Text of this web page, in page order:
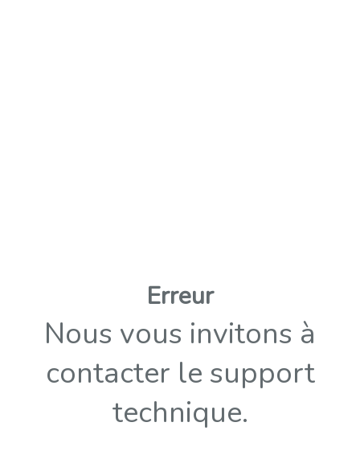
Erreur
Nous vous invitons à
contacter le support
technique.